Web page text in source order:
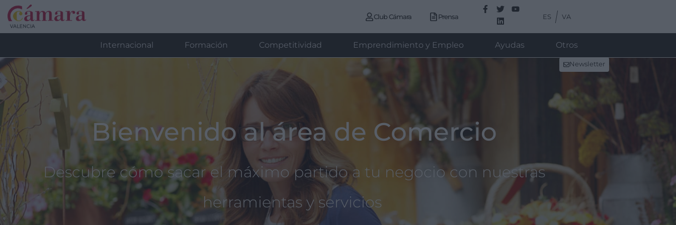
Club Cámara Prensa ES VA
Internacional Formación Competitividad Emprendimiento y Empleo Ayudas Otros
Newsletter
Bienvenido al área de Comercio
Descubre cómo sacar el máximo partido a tu negocio con nuestras
herramientas y servicios